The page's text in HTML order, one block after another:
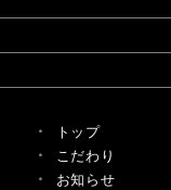
トップ
こだわり
お知らせ